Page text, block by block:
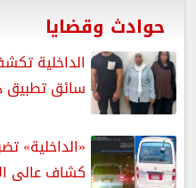
حوادث وقضايا
الداخلية
سائق
«الداخلية»
كشاف عالى